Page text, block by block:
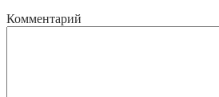
Комментарий